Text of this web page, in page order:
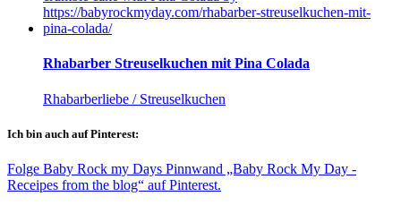
Rhabarber Streuselkuchen mit Pina Colada
Rhabarberliebe / Streuselkuchen
Ich bin auch auf Pinterest:
Folge Baby Rock my Days Pinnwand „Baby Rock My Day -
Receipes from the blog“ auf Pinterest.